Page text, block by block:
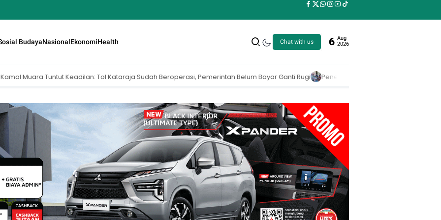
BudayaNasionalEkonomiHealth Chat with us 6 Aug
2026
Sudah Beroperasi, Pemerintah Belum Bayar Ganti Rugi Penertiban Hutan Digencarkan! Pemerintah Berhasil Selamatkan Rp 6 T